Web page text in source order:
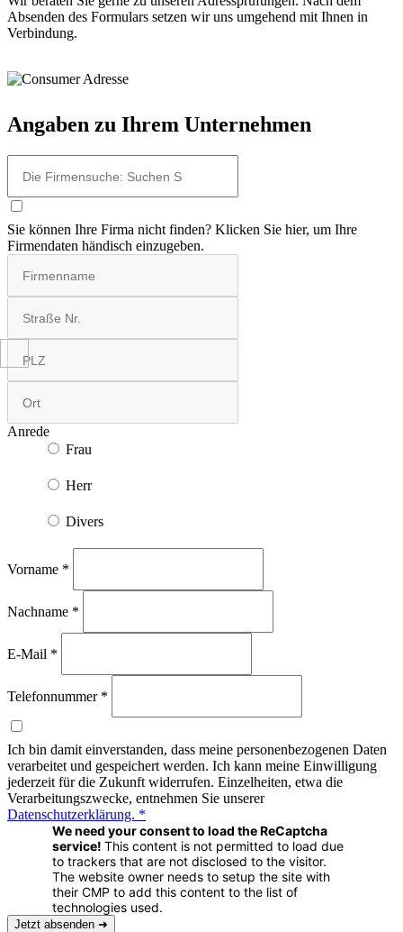
Absenden des Formulars setzen wir uns umgehend mit Ihnen in
Verbindung.
Angaben zu Ihrem Unternehmen
Sie können Ihre Firma nicht finden? Klicken Sie hier, um Ihre
Firmendaten händisch einzugeben.
Anrede
Frau
Herr
Divers
Vorname *
Nachname *
E-Mail *
Telefonnummer *
Ich bin damit einverstanden, dass meine personenbezogenen Daten
verarbeitet und gespeichert werden. Ich kann meine Einwilligung
jederzeit für die Zukunft widerrufen. Einzelheiten, etwa die
Verarbeitungszwecke, entnehmen Sie unserer
Datenschutzerklärung. *
We need your consent to load the ReCaptcha
service! This content is not permitted to load due
to trackers that are not disclosed to the visitor.
The website owner needs to setup the site with
their CMP to add this content to the list of
technologies used.
Jetzt absenden ➜